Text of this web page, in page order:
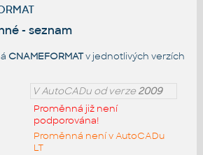
- seznam
CNAMEFORMATv jednotlivých verzích
V AutoCADu od verze2009
Proměnná již není
podporována!
Proměnná není v AutoCADu
LT